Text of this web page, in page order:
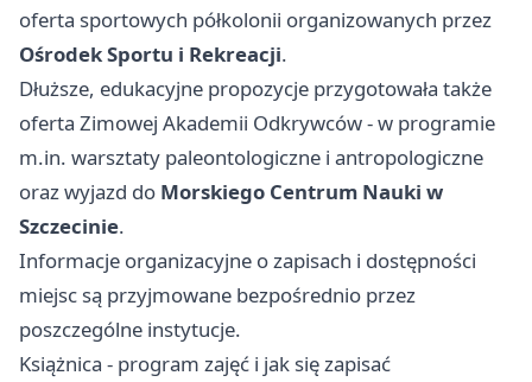
oferta sportowych półkolonii organizowanych przez
Ośrodek Sportu i Rekreacji.
Dłuższe, edukacyjne propozycje przygotowała także
oferta Zimowej Akademii Odkrywców - w programie
m.in. warsztaty paleontologiczne i antropologiczne
oraz wyjazd do Morskiego Centrum Nauki w
Szczecinie.
Informacje organizacyjne o zapisach i dostępności
miejsc są przyjmowane bezpośrednio przez
poszczególne instytucje.
Książnica - program zajęć i jak się zapisać